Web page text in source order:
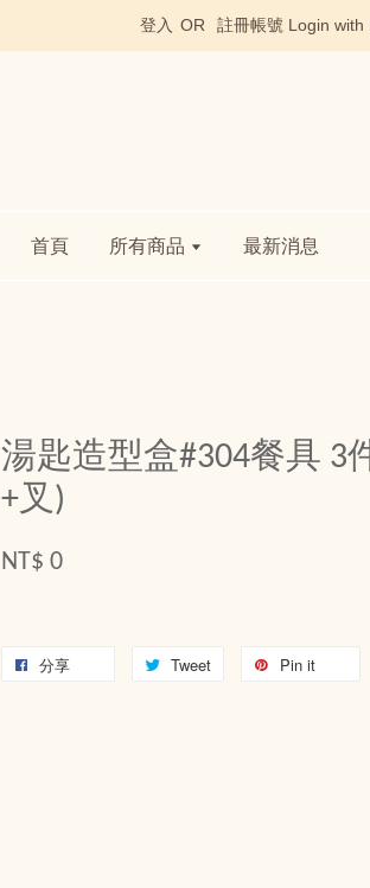
登入 OR 註冊帳號 Login with
首頁 所有商品 最新消息
湯匙造型盒#304餐具 3
+叉)
NT$ 0
分享 Tweet Pin it